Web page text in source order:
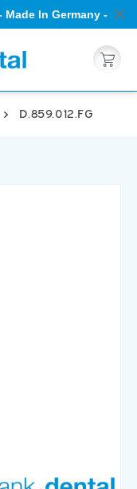
In Germany - 5
Warenkorb
D.859.012.FG